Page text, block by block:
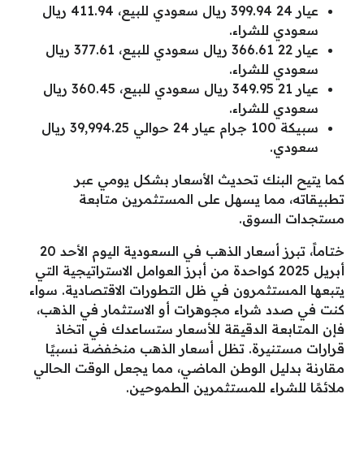
عيار 24 399.94 ريال سعودي للبيع، 411.94 ريال
سعودي للشراء.
عيار 22 366.61 ريال سعودي للبيع، 377.61 ريال
سعودي للشراء.
عيار 21 349.95 ريال سعودي للبيع، 360.45 ريال
سعودي للشراء.
سبيكة 100 جرام عيار 24 حوالي 39,994.25 ريال
سعودي.
كما يتيح البنك تحديث الأسعار بشكل يومي عبر
تطبيقاته، مما يسهل على المستثمرين متابعة
مستجدات السوق.
ختاماً، تبرز أسعار الذهب في السعودية اليوم الأحد 20
أبريل 2025 كواحدة من أبرز العوامل الاستراتيجية التي
يتبعها المستثمرون في ظل التطورات الاقتصادية. سواء
كنت في صدد شراء مجوهرات أو الاستثمار في الذهب،
فإن المتابعة الدقيقة للأسعار ستساعدك في اتخاذ
قرارات مستنيرة. تظل أسعار الذهب منخفضة نسبيًا
مقارنة بدليل الوطن الماضي، مما يجعل الوقت الحالي
ملائمًا للشراء للمستثمرين الطموحين.